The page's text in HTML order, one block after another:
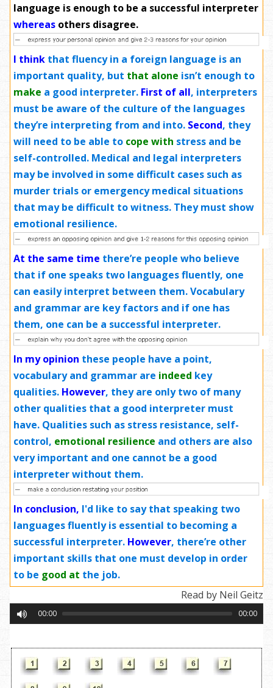
language is enough to be a successful interpreter
whereas others disagree.
I think that fluency in a foreign language is an
important quality, but that alone isn’t enough to
make a good interpreter. First of all, interpreters
must be aware of the culture of the languages
they’re interpreting from and into. Second, they
will need to be able to cope with stress and be
self-controlled. Medical and legal interpreters
may be involved in some difficult cases such as
murder trials or emergency medical situations
that may be difficult to witness. They must show
emotional resilience.
At the same time there’re people who believe
that if one speaks two languages fluently, one
can easily interpret between them. Vocabulary
and grammar are key factors and if one has
them, one can be a successful interpreter.
In my opinion these people have a point,
vocabulary and grammar are indeed key
qualities. However, they are only two of many
other qualities that a good interpreter must
have. Qualities such as stress resistance, self-
control, emotional resilience and others are also
very important and one cannot be a good
interpreter without them.
In conclusion, I'd like to say that speaking two
languages fluently is essential to becoming a
successful interpreter. However, there’re other
important skills that one must develop in order
to be good at the job.
Read by Neil Geitz
00:00 00:00